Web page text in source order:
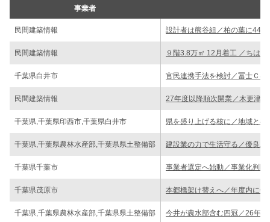
事業者
民間建築情報 設計者は熊谷組／柏の葉に44
民間建築情報 ９階3.8万㎡ 12月着工 ／ちは
千葉県白井市 官民連携手法を検討／冨士Ｃ
民間建築情報 27年度以降順次開業／木更津
千葉県,千葉県印西市,千葉県白井市 県を盛り上げる核に／地域と
千葉県,千葉県農林水産部,千葉県県土整備部 建設業の力で生活守る／優良工
千葉県千葉市 事業者選定へ始動／事業化判
千葉県茂原市 本郷橋架け替えへ／年度内に
千葉県,千葉県農林水産部,千葉県県土整備部 今井が農水部含む四冠／26年